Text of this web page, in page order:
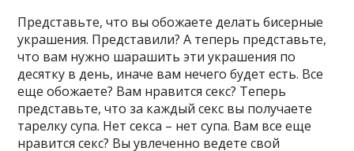
Представьте, что вы обожаете делать бисерные
украшения. Представили? А теперь представьте,
что вам нужно шарашить эти украшения по
десятку в день, иначе вам нечего будет есть. Все
еще обожаете? Вам нравится секс? Теперь
представьте, что за каждый секс вы получаете
тарелку супа. Нет секса – нет супа. Вам все еще
нравится секс? Вы увлеченно ведете свой